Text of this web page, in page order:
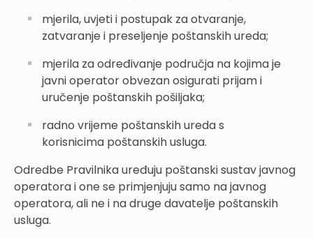
mjerila, uvjeti i postupak za otvaranje,
zatvaranje i preseljenje poštanskih ureda;
mjerila za određivanje područja na kojima je
javni operator obvezan osigurati prijam i
uručenje poštanskih pošiljaka;
radno vrijeme poštanskih ureda s
korisnicima poštanskih usluga.
Odredbe Pravilnika uređuju poštanski sustav javnog
operatora i one se primjenjuju samo na javnog
operatora, ali ne i na druge davatelje poštanskih
usluga.